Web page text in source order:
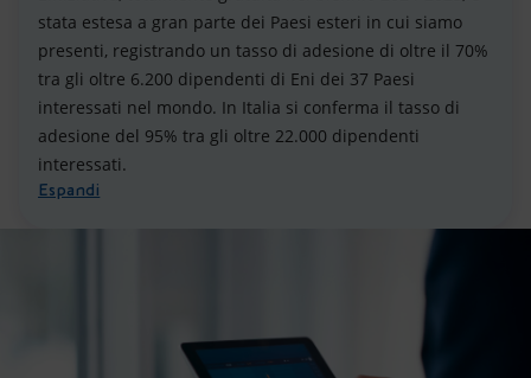
stata estesa a gran parte dei Paesi esteri in cui siamo
presenti, registrando un tasso di adesione di oltre il 70%
tra gli oltre 6.200 dipendenti di Eni dei 37 Paesi
interessati nel mondo. In Italia si conferma il tasso di
adesione del 95% tra gli oltre 22.000 dipendenti
interessati.
Espandi